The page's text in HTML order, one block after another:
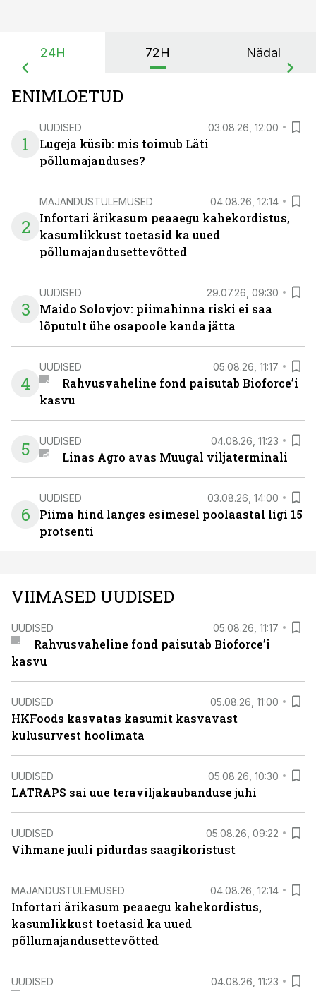
24H 72H Nädal
ENIMLOETUD
1
UUDISED 03.08.26, 12:00
Lugeja küsib: mis toimub Läti
põllumajanduses?
2
MAJANDUSTULEMUSED 04.08.26, 12:14
Infortari ärikasum peaaegu kahekordistus,
kasumlikkust toetasid ka uued
põllumajandusettevõtted
3
UUDISED 29.07.26, 09:30
Maido Solovjov: piimahinna riski ei saa
lõputult ühe osapoole kanda jätta
4
UUDISED 05.08.26, 11:17
Rahvusvaheline fond paisutab Bioforce’i
kasvu
5 UUDISED 04.08.26, 11:23
Linas Agro avas Muugal viljaterminali
6
UUDISED 03.08.26, 14:00
Piima hind langes esimesel poolaastal ligi 15
protsenti
VIIMASED UUDISED
UUDISED 05.08.26, 11:17
Rahvusvaheline fond paisutab Bioforce’i
kasvu
UUDISED 05.08.26, 11:00
HKFoods kasvatas kasumit kasvavast
kulusurvest hoolimata
UUDISED 05.08.26, 10:30
LATRAPS sai uue teraviljakaubanduse juhi
UUDISED 05.08.26, 09:22
Vihmane juuli pidurdas saagikoristust
MAJANDUSTULEMUSED 04.08.26, 12:14
Infortari ärikasum peaaegu kahekordistus,
kasumlikkust toetasid ka uued
põllumajandusettevõtted
UUDISED 04.08.26, 11:23